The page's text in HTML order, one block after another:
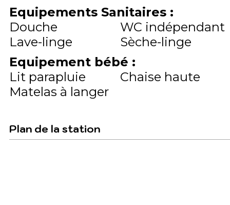
Equipements Sanitaires :
Douche
WC indépendant
Lave-linge
Sèche-linge
Equipement bébé :
Lit parapluie
Chaise haute
Matelas à langer
Plan de la station